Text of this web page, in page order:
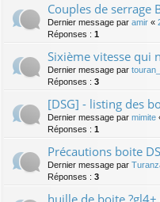
Couples de serrage
Dernier message par amir «
Réponses : 1
Sixième vitesse qui
Dernier message par
Réponses : 3
[DSG] - listing des
Dernier message par mimite
Réponses : 1
Précautions boite
Dernier message par
Réponses : 3